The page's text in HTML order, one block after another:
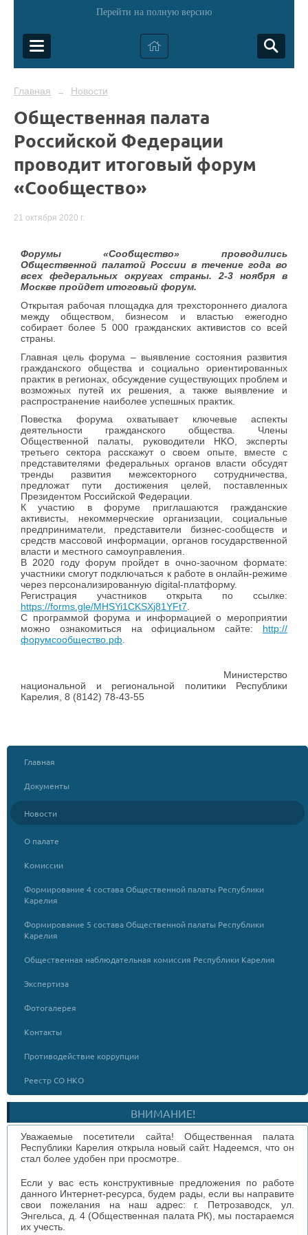
Перейти на полную версию
Главная → Новости
Общественная палата
Российской Федерации
проводит итоговый форум
«Сообщество»
21 октября 2020 г.
Форумы «Сообщество» проводились
Общественной палатой России в течение года во
всех федеральных округах страны. 2-3 ноября в
Москве пройдет итоговый форум.
Открытая рабочая площадка для трехстороннего диалога
между обществом, бизнесом и властью ежегодно
собирает более 5 000 гражданских активистов со всей
страны.
Главная цель форума – выявление состояния развития
гражданского общества и социально ориентированных
практик в регионах, обсуждение существующих проблем и
возможных путей их решения, а также выявление и
распространение наиболее успешных практик.
Повестка форума охватывает ключевые аспекты
деятельности гражданского общества. Члены
Общественной палаты, руководители HKO, эксперты
третьего сектора расскажут о своем опыте, вместе с
представителями федеральных органов власти обсудят
тренды развития межсекторного сотрудничества,
предложат пути достижения целей, поставленных
Президентом Российской Федерации.
К участию в форуме приглашаются гражданские
активисты, некоммерческие организации, социальные
предприниматели, представители бизнес-сообществ и
средств массовой информации, органов государственной
власти и местного самоуправления.
В 2020 году форум пройдет в очно-заочном формате:
участники смогут подключаться к работе в онлайн-режиме
через персонализированную dіgіtаl-платформу.
Регистрация участников открыта по ссылке:
https://forms.gle/MHSYi1CKSXj81YFt7
С программой форума и информацией о мероприятии
можно ознакомиться на официальном сайте: http://
форумсообщество.рф
Министерство
национальной и региональной политики Республики
Карелия, 8 (8142) 78-43-55
Главная
Документы
Новости
О палате
Комиссии
Формирование 4 состава Общественной палаты Республики
Карелия
Формирование 5 состава Общественной палаты Республики
Карелия
Общественная наблюдательная комиссия Республики Карелия
Экспертиза
Фотогалерея
Контакты
Противодействие коррупции
Реестр СО НКО
ВНИМАНИЕ!
Уважаемые посетители сайта! Общественная палата
Республики Карелия открыла новый сайт. Надеемся, что он
стал более удобен при просмотре.
Если у вас есть конструктивные предложения по работе
данного Интернет-ресурса, будем рады, если вы направите
свои пожелания на наш адрес: г. Петрозаводск, ул.
Энгельса, д. 4 (Общественная палата РК), мы постараемся
их учесть.